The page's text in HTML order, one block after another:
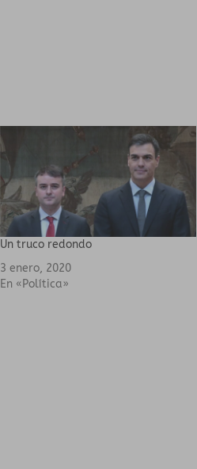
Un truco redondo
3 enero, 2020
En «Política»